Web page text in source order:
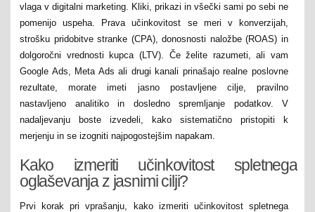
vlaga v digitalni marketing. Kliki, prikazi in všečki sami po sebi ne
pomenijo uspeha. Prava učinkovitost se meri v konverzijah,
strošku pridobitve stranke (CPA), donosnosti naložbe (ROAS) in
dolgoročni vrednosti kupca (LTV). Če želite razumeti, ali vam
Google Ads, Meta Ads ali drugi kanali prinašajo realne poslovne
rezultate, morate imeti jasno postavljene cilje, pravilno
nastavljeno analitiko in dosledno spremljanje podatkov. V
nadaljevanju boste izvedeli, kako sistematično pristopiti k
merjenju in se izogniti najpogostejšim napakam.
Kako izmeriti učinkovitost spletnega
oglaševanja z jasnimi cilji?
Prvi korak pri vprašanju, kako izmeriti učinkovitost spletnega